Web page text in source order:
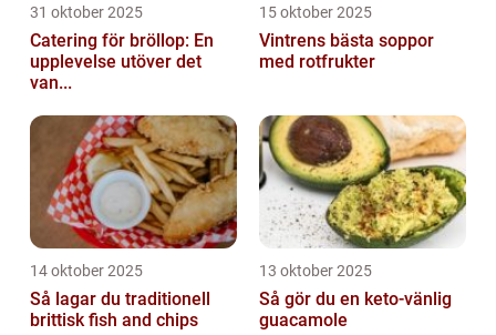
31 oktober 2025
Catering för bröllop: En
upplevelse utöver det
van...
15 oktober 2025
Vintrens bästa soppor
med rotfrukter
14 oktober 2025
Så lagar du traditionell
brittisk fish and chips
13 oktober 2025
Så gör du en keto-vänlig
guacamole